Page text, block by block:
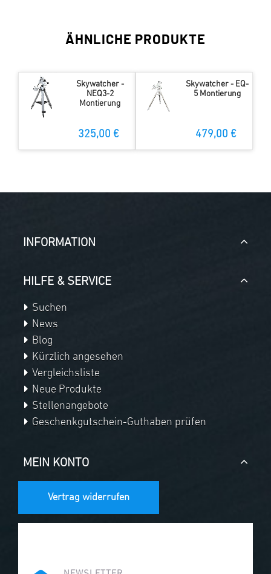
ÄHNLICHE PRODUKTE
Skywatcher -
NEQ3-2
Montierung
325,00 €
Skywatcher - EQ-
5 Montierung
479,00 €
INFORMATION
HILFE & SERVICE
Suchen
News
Blog
Kürzlich angesehen
Vergleichsliste
Neue Produkte
Stellenangebote
Geschenkgutschein-Guthaben prüfen
MEIN KONTO
Vertrag widerrufen